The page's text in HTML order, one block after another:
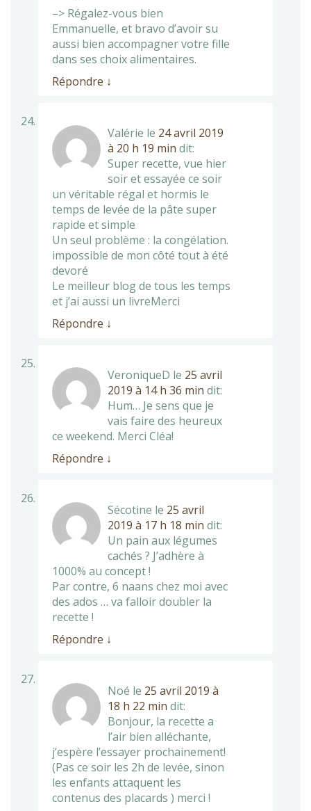
–> Régalez-vous bien
Emmanuelle, et bravo d’avoir su
aussi bien accompagner votre fille
dans ses choix alimentaires.
Répondre ↓
Valérie le 24 avril 2019
à 20 h 19 min dit:
Super recette, vue hier
soir et essayée ce soir
un véritable régal et hormis le
temps de levée de la pâte super
rapide et simple
Un seul problème : la congélation.
impossible de mon côté tout à été
devoré
Le meilleur blog de tous les temps
et j’ai aussi un livreMerci
Répondre ↓
VeroniqueD le 25 avril
2019 à 14 h 36 min dit:
Hum… Je sens que je
vais faire des heureux
ce weekend. Merci Cléa!
Répondre ↓
Sécotine le 25 avril
2019 à 17 h 18 min dit:
Un pain aux légumes
cachés ? J’adhère à
1000% au concept !
Par contre, 6 naans chez moi avec
des ados … va falloir doubler la
recette !
Répondre ↓
Noé le 25 avril 2019 à
18 h 22 min dit:
Bonjour, la recette a
l’air bien alléchante,
j’espère l’essayer prochainement!
(Pas ce soir les 2h de levée, sinon
les enfants attaquent les
contenus des placards ) merci !